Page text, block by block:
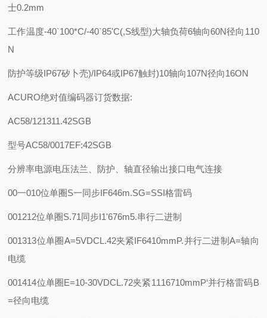
士0.2mm
工作温度-40`100*C/-40`85'C(,S线型)大轴负荷6轴向60N径向110
N
防护等级IP67矽卜壳)/IP64或IP67触封)10轴向107N径向16ON
ACURO绝对值编码器订货数据:
AC58/121311.42SGB
型号AC58/0017EF:42SGB
分辨率电源电压法兰、防护、轴直径输出接口电气连接
00一010位单圈S一同步IF646m.SG=SSI格雷码
001212位单圈S.71同步I1'676m5.串行二进制
001313位单圈A=5VDCL.42夹紧IF6410mmP.并行二进制A=轴向
电缆
001414位单圈E=10-30VDCL.72夹紧1116710mmP‘并行格雷码B
=径向电缆